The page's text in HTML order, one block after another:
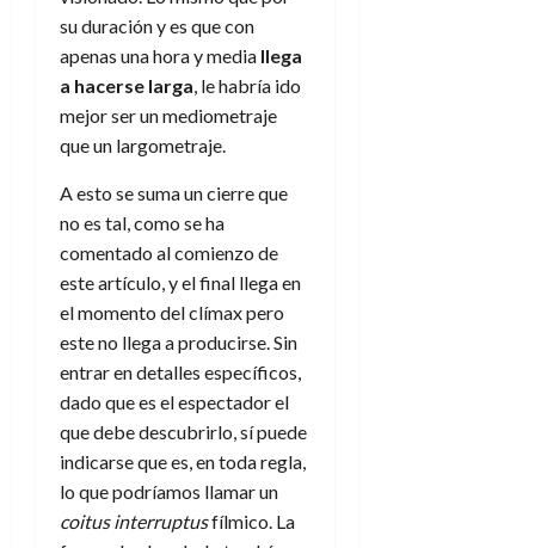
su duración y es que con
apenas una hora y media llega
a hacerse larga, le habría ido
mejor ser un mediometraje
que un largometraje.
A esto se suma un cierre que
no es tal, como se ha
comentado al comienzo de
este artículo, y el final llega en
el momento del clímax pero
este no llega a producirse. Sin
entrar en detalles específicos,
dado que es el espectador el
que debe descubrirlo, sí puede
indicarse que es, en toda regla,
lo que podríamos llamar un
coitus interruptusfílmico. La